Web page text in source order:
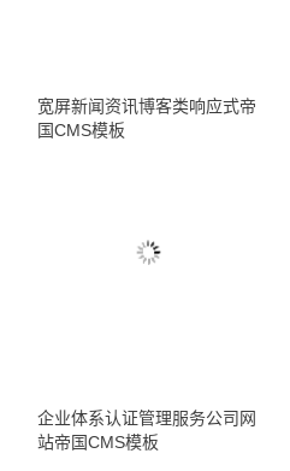
宽屏新闻资讯博客类响应式帝
国CMS模板
企业体系认证管理服务公司网
站帝国CMS模板